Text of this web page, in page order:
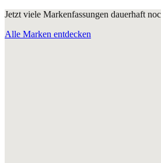
Jetzt viele Markenfassungen dauerhaft
Alle Marken entdecken